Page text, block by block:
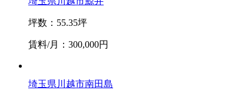
坪数：55.35坪
賃料/月：300,000円
埼玉県川越市南田島